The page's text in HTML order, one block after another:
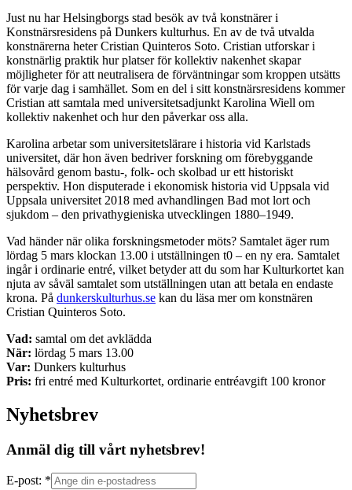
Just nu har Helsingborgs stad besök av två konstnärer i
Konstnärsresidens på Dunkers kulturhus. En av de två utvalda
konstnärerna heter Cristian Quinteros Soto. Cristian utforskar i
konstnärlig praktik hur platser för kollektiv nakenhet skapar
möjligheter för att neutralisera de förväntningar som kroppen utsätts
för varje dag i samhället. Som en del i sitt konstnärsresidens kommer
Cristian att samtala med universitetsadjunkt Karolina Wiell om
kollektiv nakenhet och hur den påverkar oss alla.
Karolina arbetar som universitetslärare i historia vid Karlstads
universitet, där hon även bedriver forskning om förebyggande
hälsovård genom bastu-, folk- och skolbad ur ett historiskt
perspektiv. Hon disputerade i ekonomisk historia vid Uppsala vid
Uppsala universitet 2018 med avhandlingen Bad mot lort och
sjukdom – den privathygieniska utvecklingen 1880–1949.
Vad händer när olika forskningsmetoder möts? Samtalet äger rum
lördag 5 mars klockan 13.00 i utställningen t0 – en ny era. Samtalet
ingår i ordinarie entré, vilket betyder att du som har Kulturkortet kan
njuta av såväl samtalet som utställningen utan att betala en endaste
krona. På dunkerskulturhus.se kan du läsa mer om konstnären
Cristian Quinteros Soto.
Vad: samtal om det avklädda
När: lördag 5 mars 13.00
Var: Dunkers kulturhus
Pris: fri entré med Kulturkortet, ordinarie entréavgift 100 kronor
Nyhetsbrev
Anmäl dig till vårt nyhetsbrev!
E-post: *